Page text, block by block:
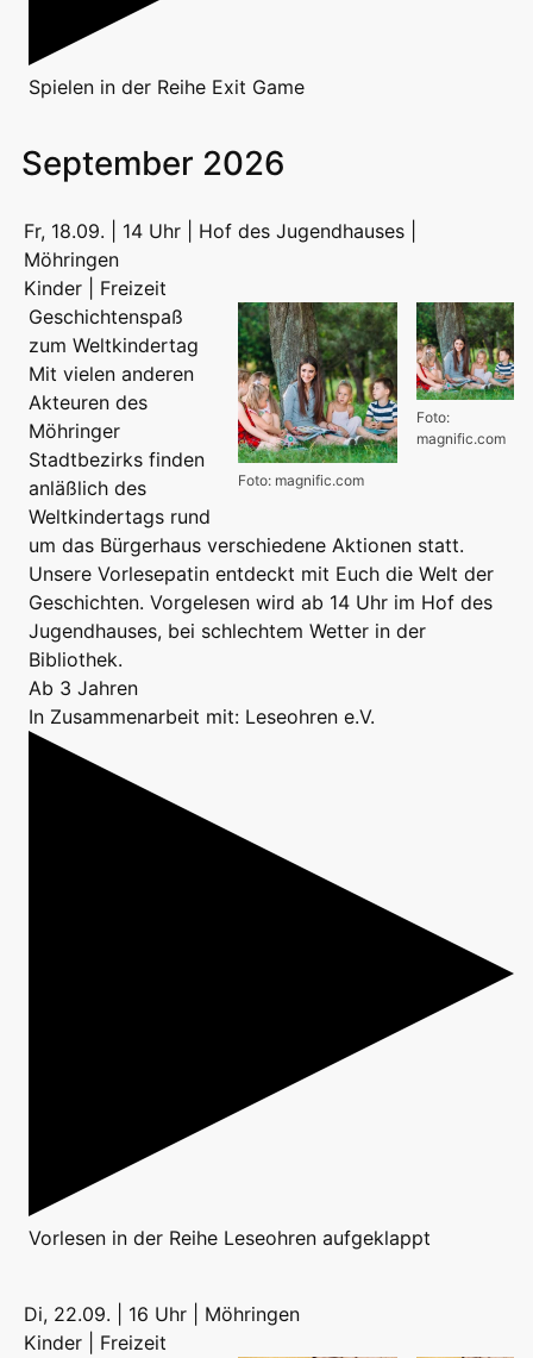
Spielen in der Reihe Exit Game
September 2026
Fr, 18.09. | 14 Uhr | Hof des Jugendhauses |
Möhringen
Kinder | Freizeit
Foto:
magnific.com
Foto: magnific.com
Geschichtenspaß
zum Weltkindertag
Mit vielen anderen
Akteuren des
Möhringer
Stadtbezirks finden
anläßlich des
Weltkindertags rund
um das Bürgerhaus verschiedene Aktionen statt.
Unsere Vorlesepatin entdeckt mit Euch die Welt der
Geschichten. Vorgelesen wird ab 14 Uhr im Hof des
Jugendhauses, bei schlechtem Wetter in der
Bibliothek.
Ab 3 Jahren
In Zusammenarbeit mit: Leseohren e.V.
Vorlesen in der Reihe Leseohren aufgeklappt
Di, 22.09. | 16 Uhr | Möhringen
Kinder | Freizeit